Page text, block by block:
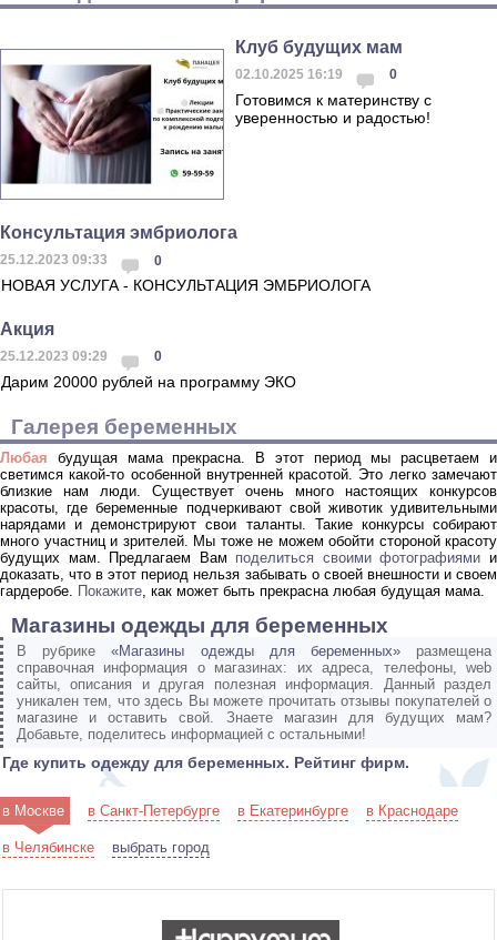
Клуб будущих мам
02.10.2025 16:19 0
Готовимся к материнству с
уверенностью и радостью!
Консультация эмбриолога
25.12.2023 09:33 0
НОВАЯ УСЛУГА - КОНСУЛЬТАЦИЯ ЭМБРИОЛОГА
Акция
25.12.2023 09:29 0
Дарим 20000 рублей на программу ЭКО
Галерея беременных
Любая будущая мама прекрасна. В этот период мы расцветаем и
светимся какой-то особенной внутренней красотой. Это легко замечают
близкие нам люди. Существует очень много настоящих конкурсов
красоты, где беременные подчеркивают свой животик удивительными
нарядами и демонстрируют свои таланты. Такие конкурсы собирают
много участниц и зрителей. Мы тоже не можем обойти стороной красоту
будущих мам. Предлагаем Вам поделиться своими фотографиями и
доказать, что в этот период нельзя забывать о своей внешности и своем
гардеробе. Покажите , как может быть прекрасна любая будущая мама.
Магазины одежды для беременных
В рубрике«Магазины одежды для беременных»размещена
справочная информация о магазинах: их адреса, телефоны, web
сайты, описания и другая полезная информация. Данный раздел
уникален тем, что здесь Вы можете прочитать отзывы покупателей о
магазине и оставить свой. Знаете магазин для будущих мам?
Добавьте, поделитесь информацией с остальными!
Где купить одежду для беременных. Рейтинг фирм.
в Москве в Санкт-Петербурге в Екатеринбурге в Краснодаре
в Челябинске выбрать город